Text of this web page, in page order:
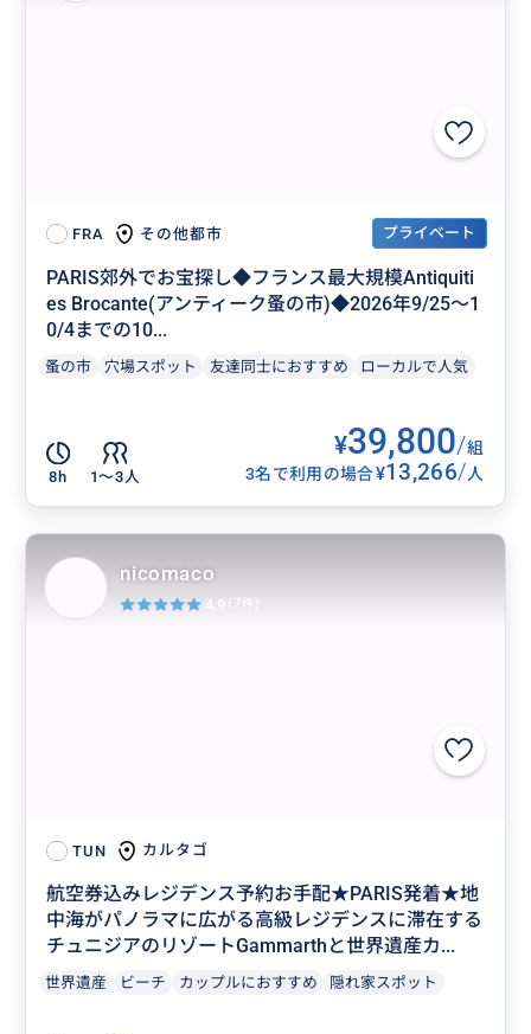
FRA その他都市 プライベート
PARIS郊外でお宝探し◆フランス最大規模Antiquiti
es Brocante(アンティーク蚤の市)◆2026年9/25〜1
0/4までの10...
蚤の市 穴場スポット 友達同士におすすめ ローカルで人気
8h 1〜3人
¥39,800/組
3名で利用の場合¥13,266/人
TUN カルタゴ
航空券込みレジデンス予約お手配★PARIS発着★地
中海がパノラマに広がる高級レジデンスに滞在する
チュニジアのリゾートGammarthと世界遺産カ...
世界遺産 ビーチ カップルにおすすめ 隠れ家スポット
nicomaco
4.9 (7件)